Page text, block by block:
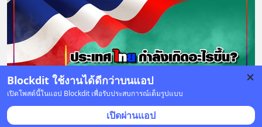
Blockdit ใช้งานได้ดีกว่าบนแอป
เปิดโพสต์นี้ในแอป Blockdit เพื่อรับประสบการณ์เต็มรูปแบบ
เปิดผ่านแอป
5 บันทึก 9 2 7